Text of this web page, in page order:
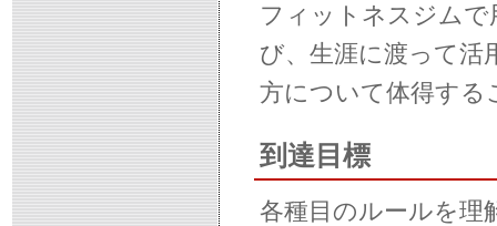
フィットネスジムで
び、生涯に渡って活
方について体得する
到達目標
各種目のルールを理